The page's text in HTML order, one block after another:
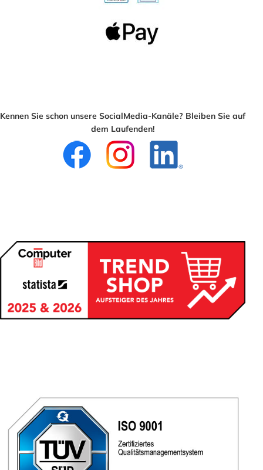
Kennen Sie schon unsere SocialMedia-Kanäle? Bleiben Sie auf
dem Laufenden!